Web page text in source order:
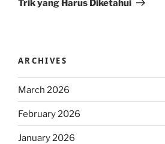
Trik yang Harus Diketahui
ARCHIVES
March 2026
February 2026
January 2026